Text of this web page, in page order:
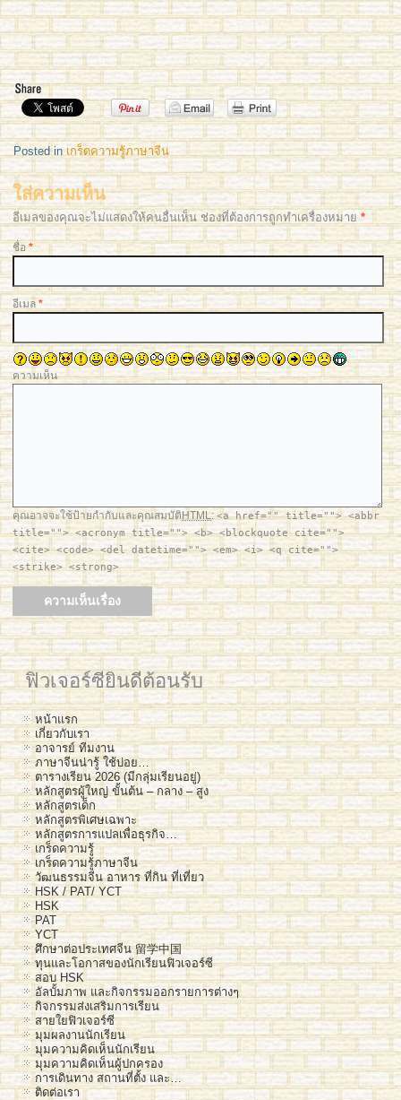
Posted in เกร็ดความรู้ภาษาจีน
ใส่ความเห็น
อีเมลของคุณจะไม่แสดงให้คนอื่นเห็น ช่องที่ต้องการถูกทำเครื่องหมาย*
ชื่อ*
อีเมล*
ความเห็น
คุณอาจจะใช้ป้ายกำกับและคุณสมบัติHTML:<a href="" title=""> <abbr
title=""> <acronym title=""> <b> <blockquote cite="">
<cite> <code> <del datetime=""> <em> <i> <q cite="">
<strike> <strong>
ฟิวเจอร์ซียินดีต้อนรับ
หน้าแรก
เกี่ยวกับเรา
อาจารย์ ทีมงาน
ภาษาจีนน่ารู้ ใช้บ่อย…
ตารางเรียน 2026 (มีกลุ่มเรียนอยู่)
หลักสูตรผู้ใหญ่ ขั้นต้น – กลาง – สูง
หลักสูตรเด็ก
หลักสูตรพิเศษเฉพาะ
หลักสูตรการแปลเพื่อธุรกิจ…
เกร็ดความรู้
เกร็ดความรู้ภาษาจีน
วัฒนธรรมจีน อาหาร ที่กิน ที่เที่ยว
HSK / PAT/ YCT
HSK
PAT
YCT
ศึกษาต่อประเทศจีน 留学中国
ทุนและโอกาสของนักเรียนฟิวเจอร์ซี
สอบ HSK
อัลบั้มภาพ และกิจกรรมออกรายการต่างๆ
กิจกรรมส่งเสริมการเรียน
สายใยฟิวเจอร์ซี
มุมผลงานนักเรียน
มุมความคิดเห็นนักเรียน
มุมความคิดเห็นผู้ปกครอง
การเดินทาง สถานที่ตั้ง และ…
ติดต่อเรา